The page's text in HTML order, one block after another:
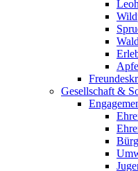
Gesellschaft &